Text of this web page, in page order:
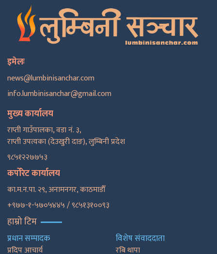
इमेलः
news@lumbinisanchar.com
info.lumbinisanchar@gmail.com
मुख्य कार्यालय
राप्ती गाउँपालका, वडा नं. ३,
राप्ती उपत्यका (देउखुरी दाङ), लुम्बिनी प्रदेश
९८५१२२७७५३
कर्पोरेट कार्यालय
का.म.न.पा. २९, अनामनगर, काठमाडाैँ
+९७७-१-५७०५४४५ / ९८५१३१००९३
हाम्रो टिम
प्रधान सम्पादक
प्रदिप आचार्य
विशेष संवाददाता
रबि थापा